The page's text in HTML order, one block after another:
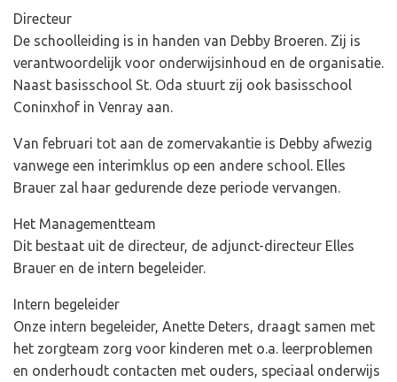
Directeur
De schoolleiding is in handen van Debby Broeren. Zij is
verantwoordelijk voor onderwijsinhoud en de organisatie.
Naast basisschool St. Oda stuurt zij ook basisschool
Coninxhof in Venray aan.
Van februari tot aan de zomervakantie is Debby afwezig
vanwege een interimklus op een andere school. Elles
Brauer zal haar gedurende deze periode vervangen.
Het Managementteam
Dit bestaat uit de directeur, de adjunct-directeur Elles
Brauer en de intern begeleider.
Intern begeleider
Onze intern begeleider, Anette Deters, draagt samen met
het zorgteam zorg voor kinderen met o.a. leerproblemen
en onderhoudt contacten met ouders, speciaal onderwijs